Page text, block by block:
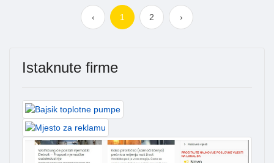
‹ 1 2 ›
Istaknute firme